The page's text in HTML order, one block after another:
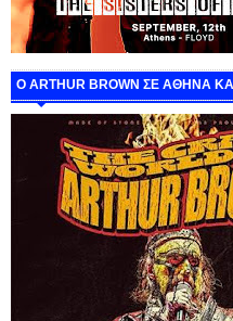
O ARTHUR BROWN ΣΕ ΑΘΗΝΑ